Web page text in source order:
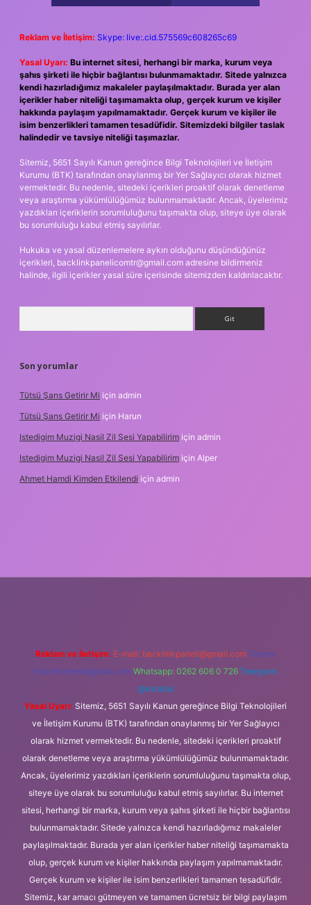
Reklam ve İletişim: Skype: live:.cid.575569c608265c69
Yasal Uyarı: Bu internet sitesi, herhangi bir marka, kurum veya
şahıs şirketi ile hiçbir bağlantısı bulunmamaktadır. Sitede yalnızca
kendi hazırladığımız makaleler paylaşılmaktadır. Burada yer alan
içerikler haber niteliği taşımamakta olup, gerçek kurum ve kişiler
hakkında paylaşım yapılmamaktadır. Gerçek kurum ve kişiler ile
isim benzerlikleri tamamen tesadüfidir. Sitemizdeki bilgiler taslak
halindedir ve tavsiye niteliği taşımazlar.
Sitemiz, 5651 Sayılı Kanun gereğince Bilgi Teknolojileri ve İletişim
Kurumu (BTK) tarafından onaylanmış bir Yer Sağlayıcı olarak hizmet
vermektedir. Bu nedenle, sitedeki içerikleri proaktif olarak denetleme
veya araştırma yükümlülüğümüz bulunmamaktadır. Ancak, üyelerimiz
yazdıkları içeriklerin sorumluluğunu taşımakta olup, siteye üye olarak
bu sorumluluğu kabul etmiş sayılırlar.
Hukuka ve yasal düzenlemelere aykırı olduğunu düşündüğünüz
içerikleri, backlinkpanelicomtr@gmail.com adresine bildirmeniz
halinde, ilgili içerikler yasal süre içerisinde sitemizden kaldırılacaktır.
Son yorumlar
Tütsü Şans Getirir Mi için admin
Tütsü Şans Getirir Mi için Harun
Istedigim Muzigi Nasil Zil Sesi Yapabilirim için admin
Istedigim Muzigi Nasil Zil Sesi Yapabilirim için Alper
Ahmet Hamdi Kimden Etkilendi için admin
Reklam ve İletişim: E-mail: backlinkpaneli@gmail.com Teams:
forumhizmeti@gmail.com Whatsapp: 0262 606 0 726 Telegram:
@karabul
Yasal Uyarı: Sitemiz, 5651 Sayılı Kanun gereğince Bilgi Teknolojileri
ve İletişim Kurumu (BTK) tarafından onaylanmış bir Yer Sağlayıcı
olarak hizmet vermektedir. Bu nedenle, sitedeki içerikleri proaktif
olarak denetleme veya araştırma yükümlülüğümüz bulunmamaktadır.
Ancak, üyelerimiz yazdıkları içeriklerin sorumluluğunu taşımakta olup,
siteye üye olarak bu sorumluluğu kabul etmiş sayılırlar. Bu internet
sitesi, herhangi bir marka, kurum veya şahıs şirketi ile hiçbir bağlantısı
bulunmamaktadır. Sitede yalnızca kendi hazırladığımız makaleler
paylaşılmaktadır. Burada yer alan içerikler haber niteliği taşımamakta
olup, gerçek kurum ve kişiler hakkında paylaşım yapılmamaktadır.
Gerçek kurum ve kişiler ile isim benzerlikleri tamamen tesadüfidir.
Sitemiz, kar amacı gütmeyen ve tamamen ücretsiz bir bilgi paylaşım